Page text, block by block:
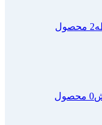
2 محصول
0 محصول